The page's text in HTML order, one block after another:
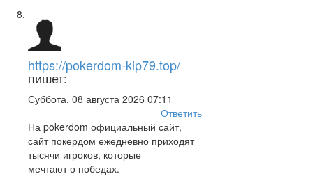
https://pokerdom-kip79.top/
пишет:
Суббота, 08 августа 2026 07:11
Ответить
На pokerdom официальный сайт,
сайт покердом ежедневно приходят
тысячи игроков, которые
мечтают о победах.